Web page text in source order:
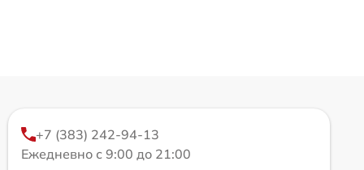
+7 (383) 242-94-13
Ежедневно с 9:00 до 21:00